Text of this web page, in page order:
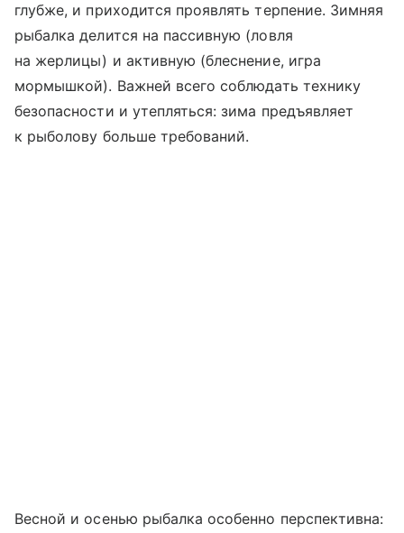
глубже, и приходится проявлять терпение. Зимняя
рыбалка делится на пассивную (ловля
на жерлицы) и активную (блеснение, игра
мормышкой). Важней всего соблюдать технику
безопасности и утепляться: зима предъявляет
к рыболову больше требований.
Весной и осенью рыбалка особенно перспективна: